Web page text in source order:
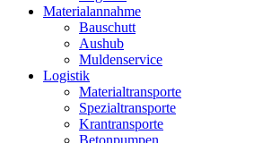
Materialannahme
Bauschutt
Aushub
Muldenservice
Logistik
Materialtransporte
Spezialtransporte
Krantransporte
Betonpumpen